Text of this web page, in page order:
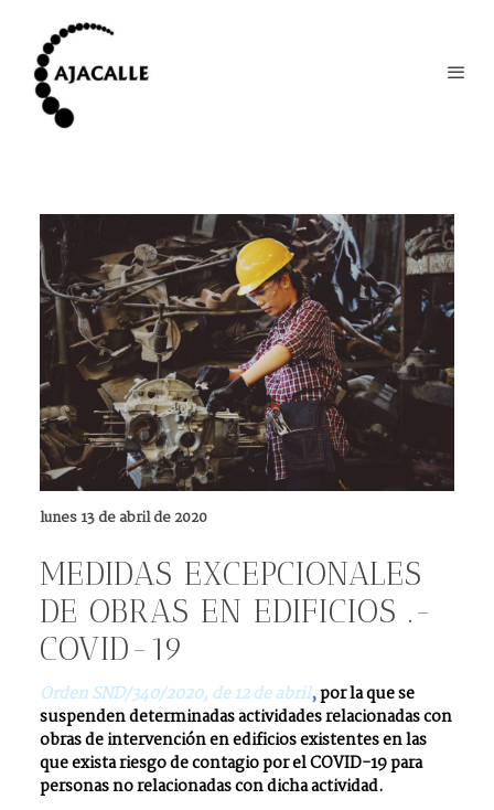
lunes 13 de abril de 2020
MEDIDAS EXCEPCIONALES
DE OBRAS EN EDIFICIOS .-
COVID-19
Orden SND/340/2020, de 12 de abril,por la que se
suspenden determinadas actividades relacionadas con
obras de intervención en edificios existentes en las
que exista riesgo de contagio por el COVID-19 para
personas no relacionadas con dicha actividad.